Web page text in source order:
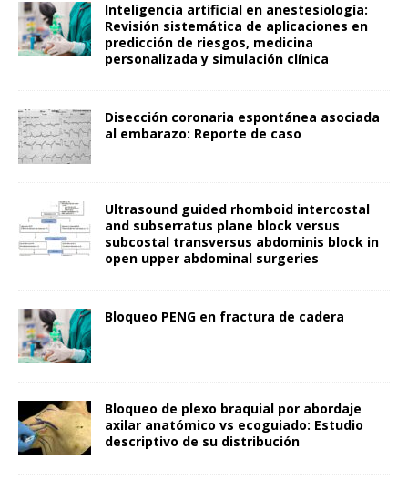
Inteligencia artificial en anestesiología:
Revisión sistemática de aplicaciones en
predicción de riesgos, medicina
personalizada y simulación clínica
Disección coronaria espontánea asociada
al embarazo: Reporte de caso
Ultrasound guided rhomboid intercostal
and subserratus plane block versus
subcostal transversus abdominis block in
open upper abdominal surgeries
Bloqueo PENG en fractura de cadera
Bloqueo de plexo braquial por abordaje
axilar anatómico vs ecoguiado: Estudio
descriptivo de su distribución